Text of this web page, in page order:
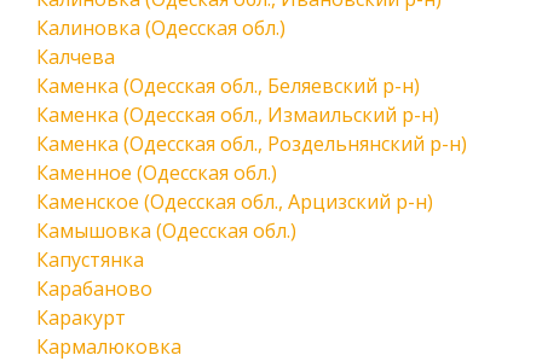
Калиновка (Одесская обл.)
Калчева
Каменка (Одесская обл., Беляевский р-н)
Каменка (Одесская обл., Измаильский р-н)
Каменка (Одесская обл., Роздельнянский р-н)
Каменное (Одесская обл.)
Каменское (Одесская обл., Арцизский р-н)
Камышовка (Одесская обл.)
Капустянка
Карабаново
Каракурт
Кармалюковка